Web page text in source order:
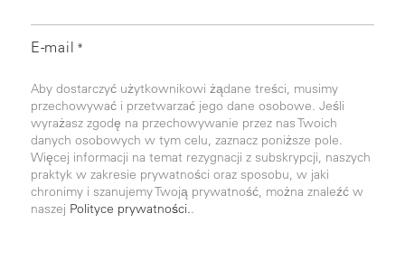
E-mail *
Aby dostarczyć użytkownikowi żądane treści, musimy
przechowywać i przetwarzać jego dane osobowe. Jeśli
wyrażasz zgodę na przechowywanie przez nas Twoich
danych osobowych w tym celu, zaznacz poniższe pole.
Więcej informacji na temat rezygnacji z subskrypcji, naszych
praktyk w zakresie prywatności oraz sposobu, w jaki
chronimy i szanujemy Twoją prywatność, można znaleźć w
naszej Polityce prywatności..